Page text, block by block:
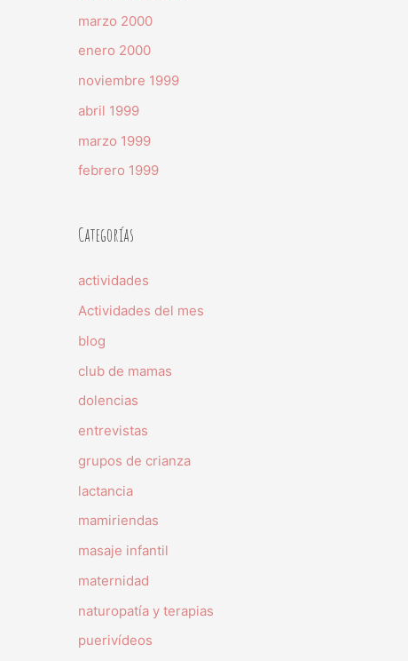
marzo 2000
enero 2000
noviembre 1999
abril 1999
marzo 1999
febrero 1999
Categorías
actividades
Actividades del mes
blog
club de mamas
dolencias
entrevistas
grupos de crianza
lactancia
mamiriendas
masaje infantil
maternidad
naturopatía y terapias
puerivídeos